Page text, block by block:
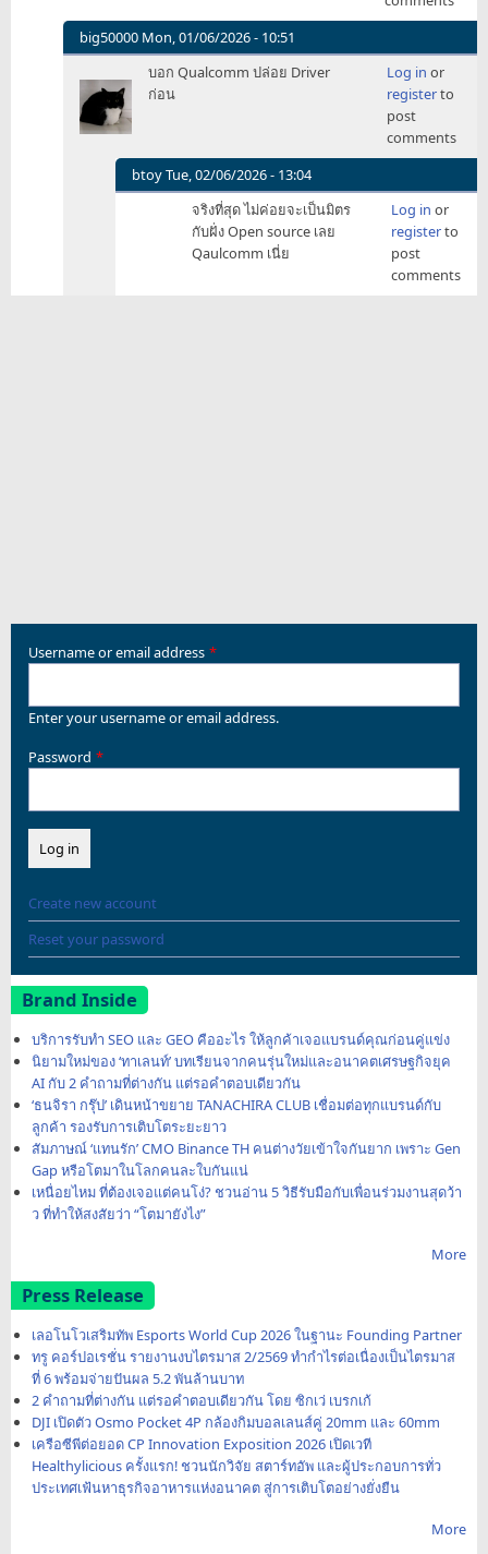
big50000 Mon, 01/06/2026 - 10:51
In
reply
to
จัด
บอก Qualcomm ปล่อย Driver
ก่อน
Log in or
registerto
post
comments
btoyTue, 02/06/2026 - 13:04
In
จริงที่สุด ไม่ค่อยจะเป็นมิตร
กับฝั่ง Open source เลย
Qaulcomm เนี่ย
Log in or
registerto
post
comments
Username or email address
Enter your username or email address.
Password
Create new account
Reset your password
Brand Inside
บริการรับทำ SEO และ GEO คืออะไร ให้ลูกค้าเจอแบรนด์คุณก่อนคู่แข่ง
นิยามใหม่ของ ‘ทาเลนท์’ บทเรียนจากคนรุ่นใหม่และอนาคตเศรษฐกิจยุค
AI กับ 2 คำถามที่ต่างกัน แต่รอคำตอบเดียวกัน
‘ธนจิรา กรุ๊ป’ เดินหน้าขยาย TANACHIRA CLUB เชื่อมต่อทุกแบรนด์กับ
ลูกค้า รองรับการเติบโตระยะยาว
สัมภาษณ์ ‘แทนรัก’ CMO Binance TH คนต่างวัยเข้าใจกันยาก เพราะ Gen
Gap หรือโตมาในโลกคนละใบกันแน่
เหนื่อยไหม ที่ต้องเจอแต่คนโง่? ชวนอ่าน 5 วิธีรับมือกับเพื่อนร่วมงานสุดว้า
ว ที่ทำให้สงสัยว่า “โตมายังไง”
More
Press Release
เลอโนโวเสริมทัพ Esports World Cup 2026 ในฐานะ Founding Partner
ทรู คอร์ปอเรชั่น รายงานงบไตรมาส 2/2569 ทำกำไรต่อเนื่องเป็นไตรมาส
ที่ 6 พร้อมจ่ายปันผล 5.2 พันล้านบาท
2 คำถามที่ต่างกัน แต่รอคำตอบเดียวกัน โดย ซิกเว่ เบรกเก้
DJI เปิดตัว Osmo Pocket 4P กล้องกิมบอลเลนส์คู่ 20mm และ 60mm
เครือซีพีต่อยอด CP Innovation Exposition 2026 เปิดเวที
Healthylicious ครั้งแรก! ชวนนักวิจัย สตาร์ทอัพ และผู้ประกอบการทั่ว
ประเทศเฟ้นหาธุรกิจอาหารแห่งอนาคต สู่การเติบโตอย่างยั่งยืน
More